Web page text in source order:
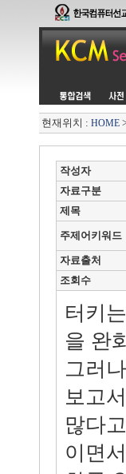
현재위치 : HOME
작성자
자료구분
제목
주제어키워드
자료출처
조회수
터키
을 완
그러
보고
많다
이면